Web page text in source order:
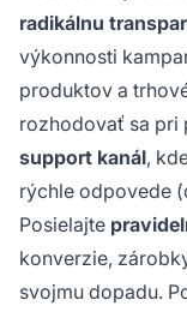
radikálnu
výkonnosti
produktov a
rozhodovať sa pri
support kanál,
rýchle odpovede
Posielajte
konverzie,
svojmu dopadu.